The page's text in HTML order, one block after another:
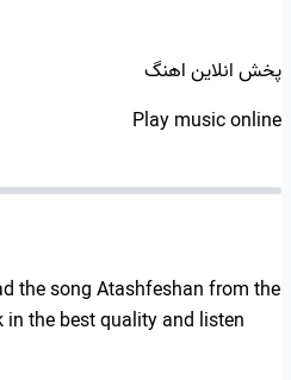
پخش انلاین اهنگ
Play music online
the song Atashfeshan from the
in the best quality and listen